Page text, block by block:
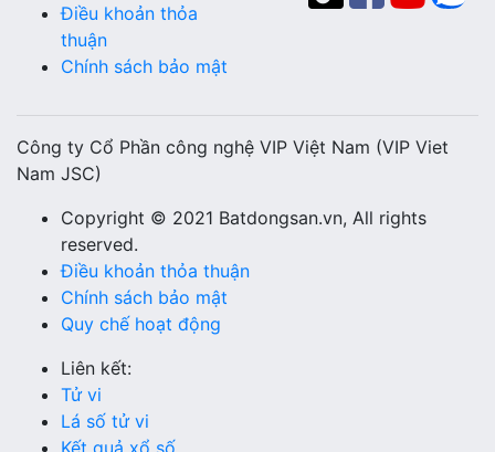
Điều khoản thỏa
thuận
Chính sách bảo mật
Công ty Cổ Phần công nghệ VIP Việt Nam (VIP Viet
Nam JSC)
Copyright © 2021 Batdongsan.vn, All rights
reserved.
Điều khoản thỏa thuận
Chính sách bảo mật
Quy chế hoạt động
Liên kết:
Tử vi
Lá số tử vi